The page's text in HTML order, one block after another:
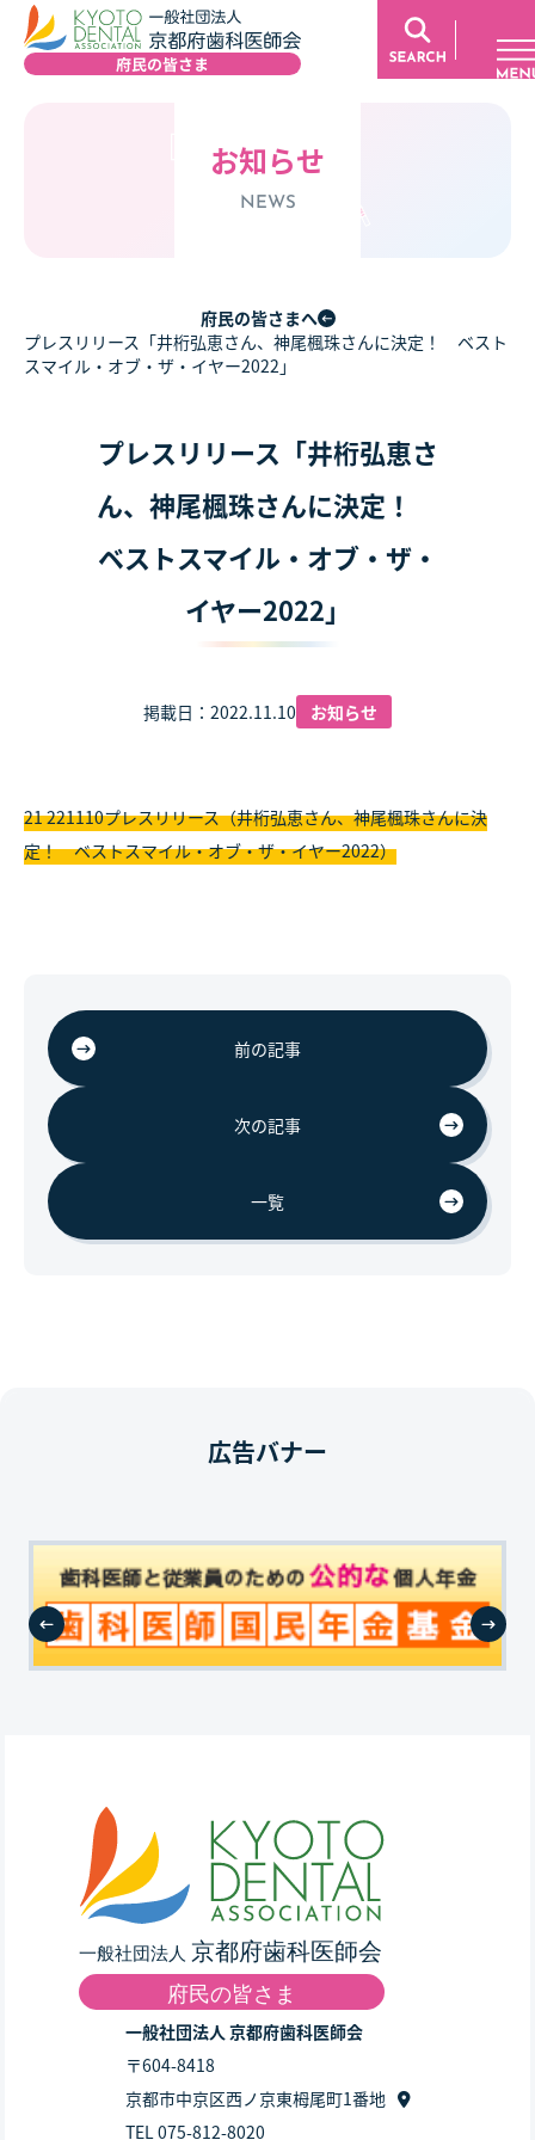
お知らせ
NEWS
府民の皆さまへ
プレスリリース「井桁弘恵さん、神尾楓珠さんに決定！ ベスト
スマイル・オブ・ザ・イヤー2022」
プレスリリース「井桁弘恵さ
ん、神尾楓珠さんに決定！
ベストスマイル・オブ・ザ・
イヤー2022」
掲載日：2022.11.10 お知らせ
21 221110プレスリリース（井桁弘恵さん、神尾楓珠さんに決
定！ ベストスマイル・オブ・ザ・イヤー2022）
前の記事
次の記事
一覧
広告バナー
一般社団法人 京都府歯科医師会
〒604-8418
京都市中京区西ノ京東栂尾町1番地
TEL 075-812-8020